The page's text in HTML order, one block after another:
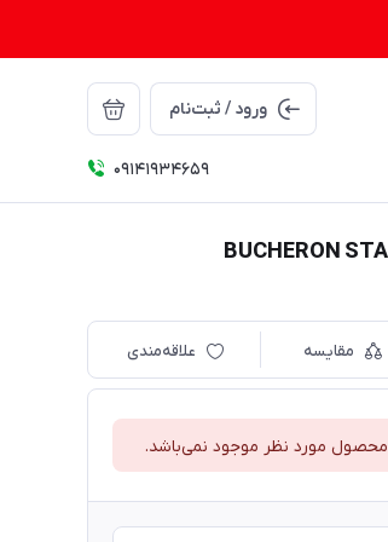
ورود / ثبت‌نام
09141934659
مقایسه علاقه‌مندی
محصول مورد نظر موجود نمی‌باشد.